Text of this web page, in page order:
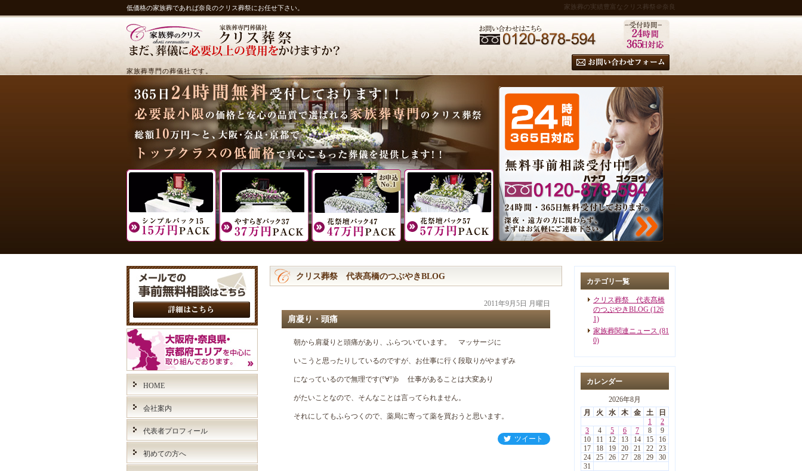
低価格の家族葬であれば奈良のクリス葬祭にお任せ下さい。 家族葬の実績豊富なクリス葬祭＠奈良
家族葬専門の葬儀社です。
クリス葬祭 代表髙橋のつぶやきBLOG
2011年9月5日 月曜日
肩凝り・頭痛
朝から肩凝りと頭痛があり、ふらついています。 マッサージに
いこうと思ったりしているのですが、お仕事に行く段取りがやまずみ
になっているので無理です(°∀°)b 仕事があることは大変あり
がたいことなので、そんなことは言ってられません。
それにしてもふらつくので、薬局に寄って薬を買おうと思います。
ツイート
カテゴリ一覧
クリス葬祭 代表髙橋
のつぶやきBLOG (126
1)
家族葬関連ニュース (81
0)
カレンダー
2026年8月
月
火 水 木 金 土
日
1
2
3
4 5 6 7 8
9
10
11 12 13 14 15
16
17
18 19 20 21 22
23
24
25 26 27 28 29
30
31
HOME
会社案内
代表者プロフィール
初めての方へ